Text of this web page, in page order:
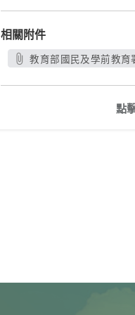
相關附件
教育部國民及學前教
點